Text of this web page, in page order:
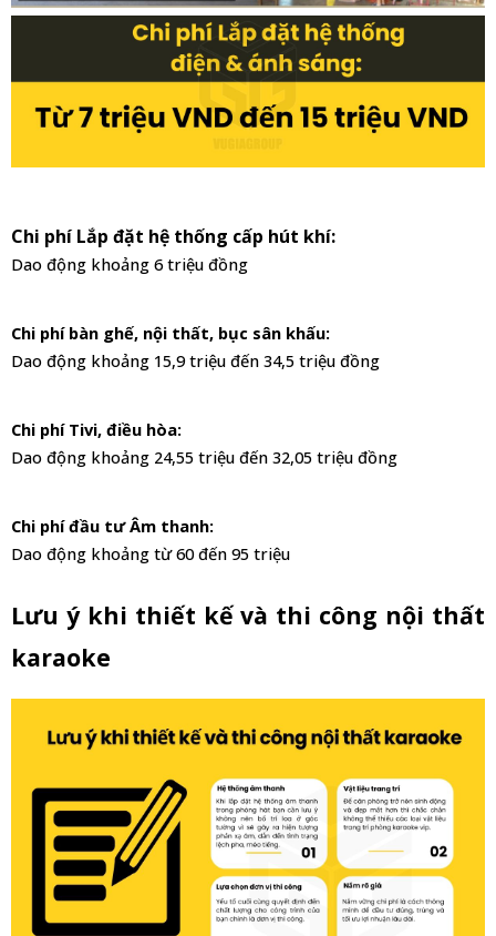
Chi phí Lắp đặt hệ thống cấp hút khí:
Dao động khoảng 6 triệu đồng
Chi phí bàn ghế, nội thất, bục sân khấu:
Dao động khoảng 15,9 triệu đến 34,5 triệu đồng
Chi phí Tivi, điều hòa:
Dao động khoảng 24,55 triệu đến 32,05 triệu đồng
Chi phí đầu tư Âm thanh:
Dao động khoảng từ 60 đến 95 triệu
Lưu ý khi thiết kế và thi công nội thất
karaoke